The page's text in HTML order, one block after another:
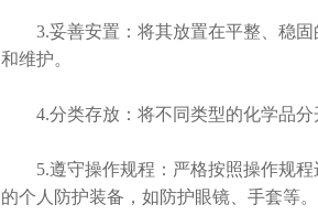
3.妥善安置：将其放置在平整、稳固
和维护。
4.分类存放：将不同类型的化学品分
5.遵守操作规程：严格按照操作规程
的个人防护装备，如防护眼镜、手套等。